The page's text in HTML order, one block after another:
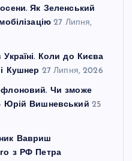
Як Зеленський
27 Липня,
Коли до Києва
Кушнер 27 Липня, 2026
Чи зможе
Юрій Вишневський 25
Вавриш
з РФ Петра